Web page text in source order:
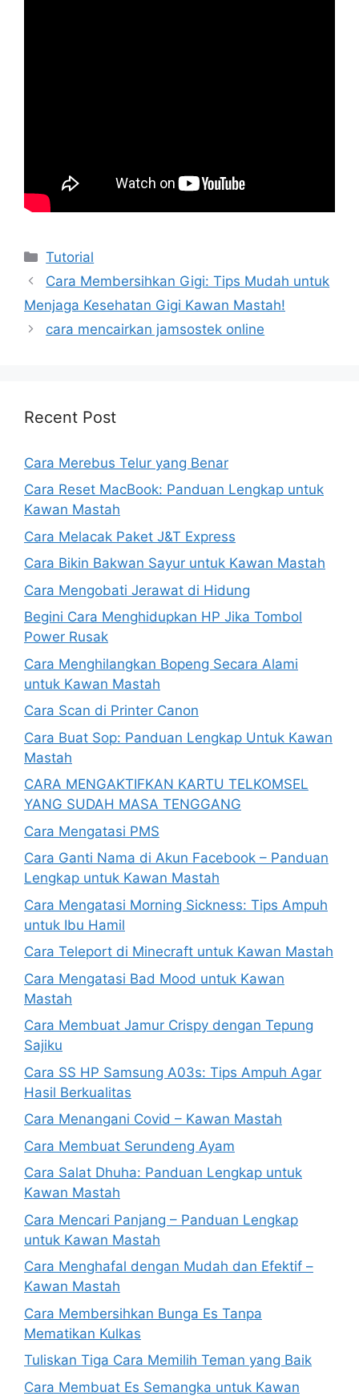
Kategori
Tutorial
Cara Membersihkan Gigi: Tips Mudah untuk
Menjaga Kesehatan Gigi Kawan Mastah!
cara mencairkan jamsostek online
Recent Post
Cara Merebus Telur yang Benar
Cara Reset MacBook: Panduan Lengkap untuk
Kawan Mastah
Cara Melacak Paket J&T Express
Cara Bikin Bakwan Sayur untuk Kawan Mastah
Cara Mengobati Jerawat di Hidung
Begini Cara Menghidupkan HP Jika Tombol
Power Rusak
Cara Menghilangkan Bopeng Secara Alami
untuk Kawan Mastah
Cara Scan di Printer Canon
Cara Buat Sop: Panduan Lengkap Untuk Kawan
Mastah
CARA MENGAKTIFKAN KARTU TELKOMSEL
YANG SUDAH MASA TENGGANG
Cara Mengatasi PMS
Cara Ganti Nama di Akun Facebook – Panduan
Lengkap untuk Kawan Mastah
Cara Mengatasi Morning Sickness: Tips Ampuh
untuk Ibu Hamil
Cara Teleport di Minecraft untuk Kawan Mastah
Cara Mengatasi Bad Mood untuk Kawan
Mastah
Cara Membuat Jamur Crispy dengan Tepung
Sajiku
Cara SS HP Samsung A03s: Tips Ampuh Agar
Hasil Berkualitas
Cara Menangani Covid – Kawan Mastah
Cara Membuat Serundeng Ayam
Cara Salat Dhuha: Panduan Lengkap untuk
Kawan Mastah
Cara Mencari Panjang – Panduan Lengkap
untuk Kawan Mastah
Cara Menghafal dengan Mudah dan Efektif –
Kawan Mastah
Cara Membersihkan Bunga Es Tanpa
Mematikan Kulkas
Tuliskan Tiga Cara Memilih Teman yang Baik
Cara Membuat Es Semangka untuk Kawan